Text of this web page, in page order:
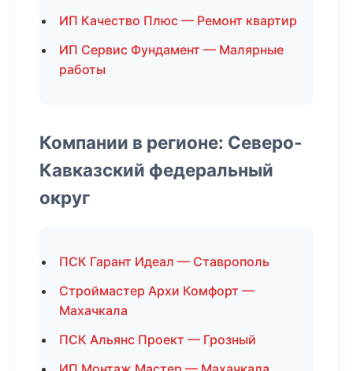
ИП Качество Плюс — Ремонт квартир
ИП Сервис Фундамент — Малярные
работы
Компании в регионе: Северо-
Кавказский федеральный
округ
ПСК Гарант Идеал — Ставрополь
Строймастер Архи Комфорт —
Махачкала
ПСК Альянс Проект — Грозный